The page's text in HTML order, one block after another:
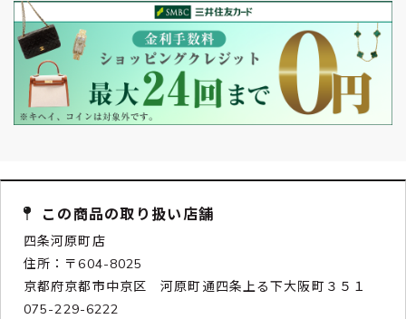
この商品の取り扱い店舗
四条河原町店
住所：〒604-8025
京都府京都市中京区 河原町通四条上る下大阪町３５１
075-229-6222